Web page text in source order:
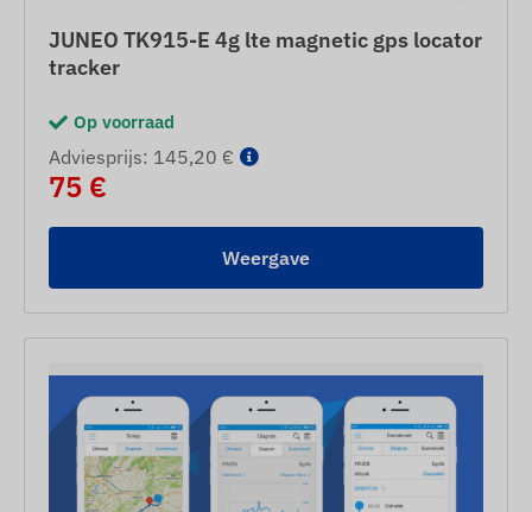
JUNEO TK915-E 4g lte magnetic gps locator
tracker
Op voorraad
Adviesprijs: 145,20 €
75 €
Weergave